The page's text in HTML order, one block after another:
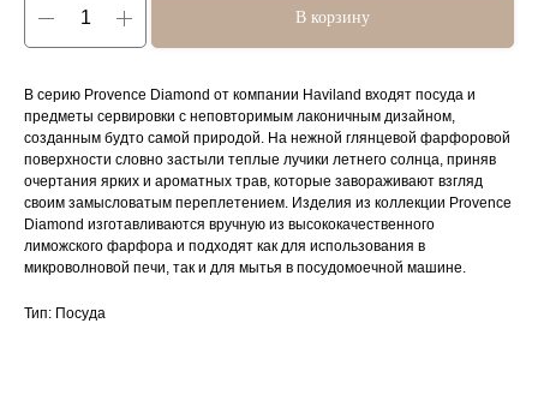
В корзину
В серию Provence Diamond от компании Haviland входят посуда и
предметы сервировки с неповторимым лаконичным дизайном,
созданным будто самой природой. На нежной глянцевой фарфоровой
поверхности словно застыли теплые лучики летнего солнца, приняв
очертания ярких и ароматных трав, которые завораживают взгляд
своим замысловатым переплетением. Изделия из коллекции Provence
Diamond изготавливаются вручную из высококачественного
лиможского фарфора и подходят как для использования в
микроволновой печи, так и для мытья в посудомоечной машине.
Тип: Посуда